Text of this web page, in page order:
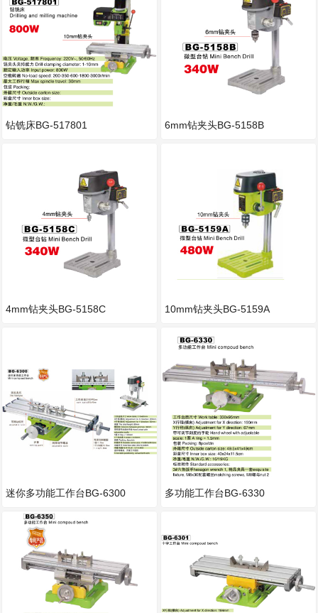
钻铣床BG-517801
4mm钻夹头BG-5158C
迷你多功能工作台BG-6300
6mm钻夹头BG-5158B
10mm钻夹头BG-5159A
多功能工作台BG-6330